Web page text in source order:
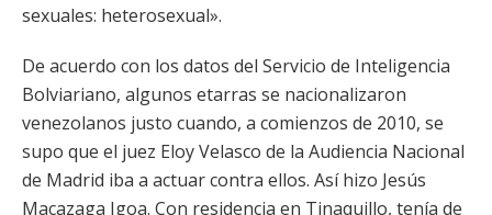
sexuales: heterosexual».
De acuerdo con los datos del Servicio de Inteligencia
Bolviariano, algunos etarras se nacionalizaron
venezolanos justo cuando, a comienzos de 2010, se
supo que el juez Eloy Velasco de la Audiencia Nacional
de Madrid iba a actuar contra ellos. Así hizo Jesús
Macazaga Igoa. Con residencia en Tinaquillo, tenía de